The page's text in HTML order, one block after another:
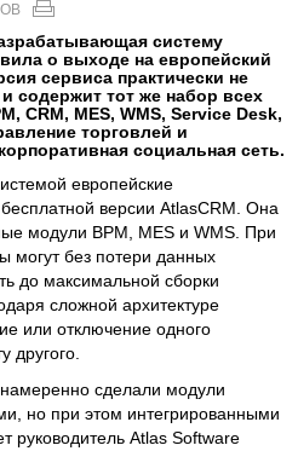
систему
о выходе на европейский
сервиса практически не
содержит тот же набор всех
CRM, MES, WMS, Service Desk,
торговлей и
социальная сеть.
европейские
бесплатной версии AtlasCRM. Она
модули BPM, MES и WMS. При
могут без потери данных
до максимальной сборки
сложной архитектуре
или отключение одного
другого.
сделали модули
но при этом интегрированными
руководитель Atlas Software